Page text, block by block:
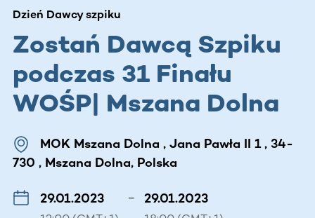
Dzień Dawcy szpiku
Zostań Dawcą Szpiku
podczas 31 Finału
WOŚP| Mszana Dolna
MOK Mszana Dolna , Jana Pawła II 1 , 34-
730 , Mszana Dolna, Polska
29.01.2023 – 29.01.2023